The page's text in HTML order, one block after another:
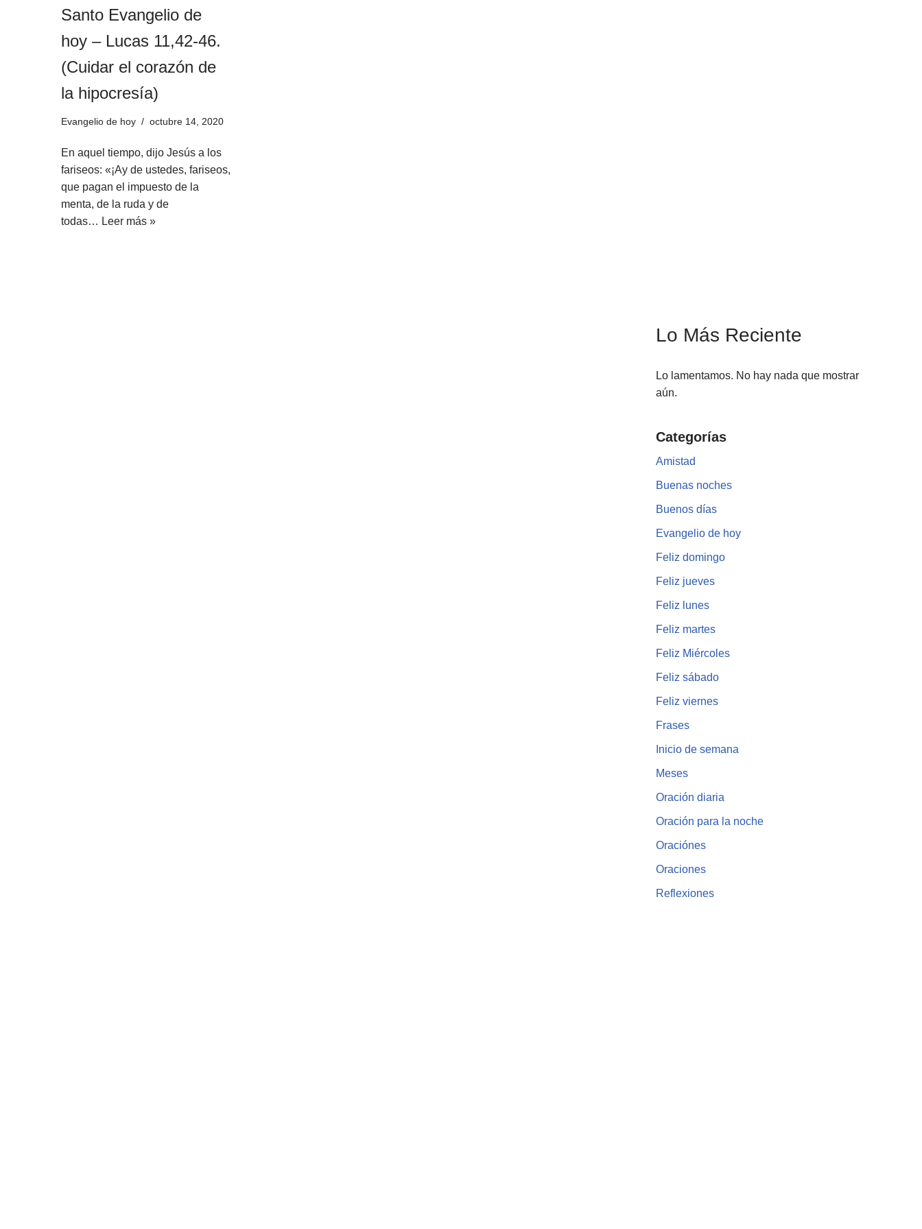
Santo Evangelio de
hoy – Lucas 11,42-46.
(Cuidar el corazón de
la hipocresía)
Evangelio de hoy octubre 14, 2020
En aquel tiempo, dijo Jesús a los
fariseos: «¡Ay de ustedes, fariseos,
que pagan el impuesto de la
menta, de la ruda y de
todas… Leer más »
Lo Más Reciente
Lo lamentamos. No hay nada que mostrar
aún.
Categorías
Amistad
Buenas noches
Buenos días
Evangelio de hoy
Feliz domingo
Feliz jueves
Feliz lunes
Feliz martes
Feliz Miércoles
Feliz sábado
Feliz viernes
Frases
Inicio de semana
Meses
Oración diaria
Oración para la noche
Oraciónes
Oraciones
Reflexiones